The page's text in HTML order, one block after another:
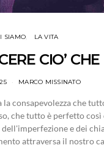
SIAMO LA VITA
CIO’ CHE
MARCO MISSINATO
consapevolezza che
che tutto è perfetto così
e dei
attraversa il nostro